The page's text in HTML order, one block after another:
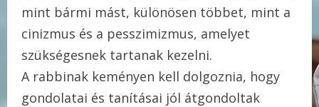
mint bármi mást, különösen többet, mint a
cinizmus és a pesszimizmus, amelyet
szükségesnek tartanak kezelni.
A rabbinak keményen kell dolgoznia, hogy
gondolatai és tanításai jól átgondoltak